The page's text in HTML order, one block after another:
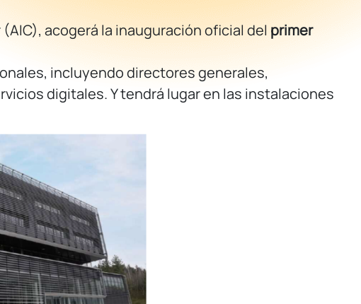
acogerá la inauguración oficial delprimer
incluyendo directores generales,
digitales. Y tendrá lugar en las instalaciones